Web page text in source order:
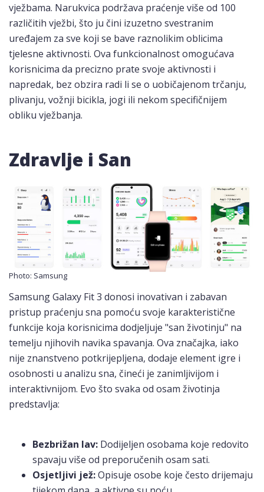
vježbama. Narukvica podržava praćenje više od 100
različitih vježbi, što ju čini izuzetno svestranim
uređajem za sve koji se bave raznolikim oblicima
tjelesne aktivnosti. Ova funkcionalnost omogućava
korisnicima da precizno prate svoje aktivnosti i
napredak, bez obzira radi li se o uobičajenom trčanju,
plivanju, vožnji bicikla, jogi ili nekom specifičnijem
obliku vježbanja.
Zdravlje i San
Photo: Samsung
Samsung Galaxy Fit 3 donosi inovativan i zabavan
pristup praćenju sna pomoću svoje karakteristične
funkcije koja korisnicima dodjeljuje "san životinju" na
temelju njihovih navika spavanja. Ova značajka, iako
nije znanstveno potkrijepljena, dodaje element igre i
osobnosti u analizu sna, čineći je zanimljivijom i
interaktivnijom. Evo što svaka od osam životinja
predstavlja:
Bezbrižan lav: Dodijeljen osobama koje redovito
spavaju više od preporučenih osam sati.
Osjetljivi jež:Opisuje osobe koje često drijemaju